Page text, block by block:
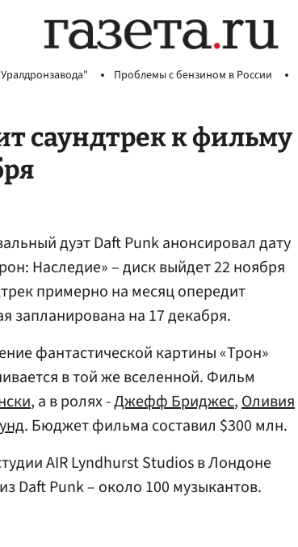
Проблемы с бензином в России
саундтрек к фильму
дуэт Daft Punk анонсировал дату
Наследие» – диск выйдет 22 ноября
примерно на месяц опередит
запланирована на 17 декабря.
фантастической картины «Трон»
в той же вселенной. Фильм
, а в ролях -Джефф Бриджес,Оливия
. Бюджет фильма составил $300 млн.
AIR Lyndhurst Studios в Лондоне
Daft Punk – около 100 музыкантов.